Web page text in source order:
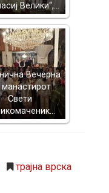
Велики“,…
Вечерна
Свети
трајна врска